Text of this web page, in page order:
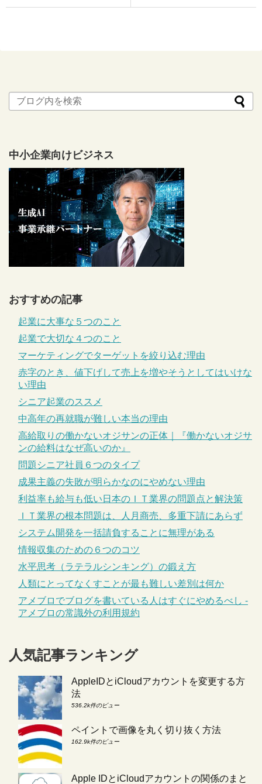
中小企業向けビジネス
おすすめの記事
起業に大事な５つのこと
起業で大切な４つのこと
マーケティングでターゲットを絞り込む理由
赤字のとき、値下げして売上を増やそうとしてはいけな
い理由
シニア起業のススメ
中高年の再就職が難しい本当の理由
高給取りの働かないオジサンの正体｜『働かないオジサ
ンの給料はなぜ高いのか』
問題シニア社員６つのタイプ
成果主義の失敗が明らかなのにやめない理由
利益率も給与も低い日本のＩＴ業界の問題点と解決策
ＩＴ業界の根本問題は、人月商売、多重下請にあらず
システム開発を一括請負することに無理がある
情報収集のための６つのコツ
水平思考（ラテラルシンキング）の鍛え方
人類にとってなくすことが最も難しい差別は何か
アメブロでブログを書いている人はすぐにやめるべし -
アメブロの常識外の利用規約
人気記事ランキング
AppleIDとiCloudアカウントを変更する方
法
536.2k件のビュー
ペイントで画像を丸く切り抜く方法
162.9k件のビュー
Apple IDとiCloudアカウントの関係のまと